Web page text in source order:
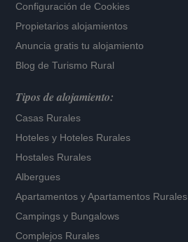
Configuración de Cookies
Propietarios alojamientos
Anuncia gratis tu alojamiento
Blog de Turismo Rural
Tipos de alojamiento:
Casas Rurales
Hoteles y Hoteles Rurales
Hostales Rurales
Albergues
Apartamentos yApartamentos Rurales
Campings y Bungalows
Complejos Rurales